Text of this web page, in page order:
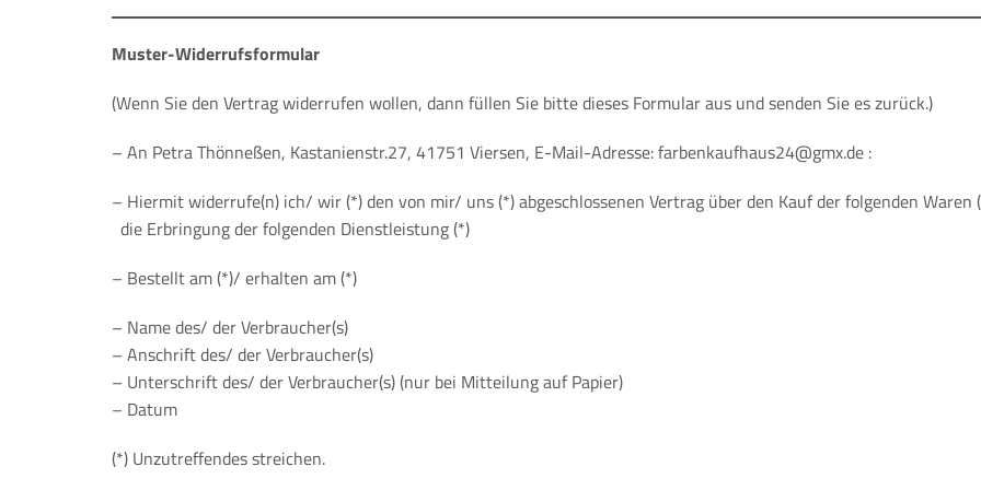
Muster-Widerrufsformular
(Wenn Sie den Vertrag widerrufen wollen, dann füllen Sie bitte dieses Formular aus und senden Sie es zurück.)
– An Petra Thönneßen, Kastanienstr.27, 41751 Viersen, E-Mail-Adresse: farbenkaufhaus24@gmx.de :
– Hiermit widerrufe(n) ich/ wir (*) den von mir/ uns (*) abgeschlossenen Vertrag über den Kauf der folgenden Waren
die Erbringung der folgenden Dienstleistung (*)
– Bestellt am (*)/ erhalten am (*)
– Name des/ der Verbraucher(s)
– Anschrift des/ der Verbraucher(s)
– Unterschrift des/ der Verbraucher(s) (nur bei Mitteilung auf Papier)
– Datum
(*) Unzutreffendes streichen.